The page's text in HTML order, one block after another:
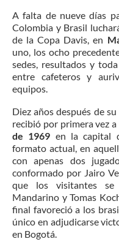
A falta de nueve días
Colombia y Brasil
de la Copa Davis, en
uno, los ocho
sedes, resultados y
entre cafeteros y
equipos.
Diez años después de
recibió por primera vez
de 1969 en la capital
formato actual, en
con apenas dos
conformado por Jairo
que los visitantes se
Mandarino y Tomas
final favoreció a los
único en adjudicarse
en Bogotá.